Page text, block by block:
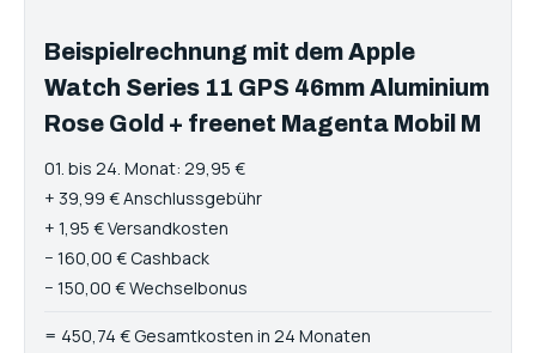
Beispielrechnung mit dem Apple
Watch Series 11 GPS 46mm Aluminium
Rose Gold + freenet Magenta Mobil M
01. bis 24. Monat: 29,95 €
+ 39,99 € Anschlussgebühr
+ 1,95 € Versandkosten
− 160,00 € Cashback
− 150,00 € Wechselbonus
= 450,74 € Gesamtkosten in 24 Monaten